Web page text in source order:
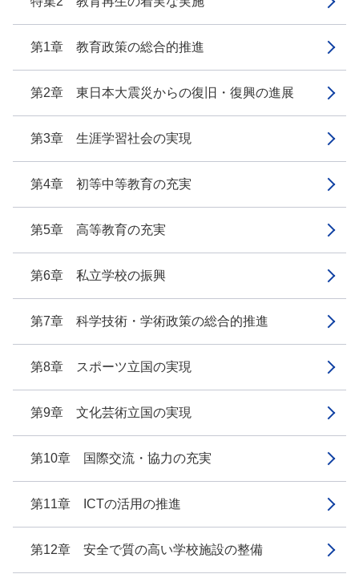
第1章 教育政策の総合的推進
第2章 東日本大震災からの復旧・復興の進展
第3章 生涯学習社会の実現
第4章 初等中等教育の充実
第5章 高等教育の充実
第6章 私立学校の振興
第7章 科学技術・学術政策の総合的推進
第8章 スポーツ立国の実現
第9章 文化芸術立国の実現
第10章 国際交流・協力の充実
第11章 ICTの活用の推進
第12章 安全で質の高い学校施設の整備